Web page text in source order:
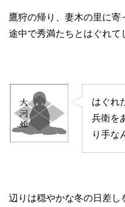
鷹狩の帰り、妻木の里に寄
途中で秀満たちとはぐれて
はぐれ
兵衛を
り手な
辺りは穏やかな冬の日差し